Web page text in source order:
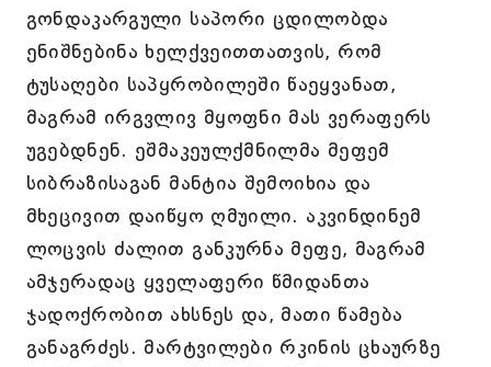
გონდაკარგული საპორი ცდილობდა
ენიშნებინა ხელქვეითთათვის, რომ
ტუსაღები საპყრობილეში წაეყვანათ,
მაგრამ ირგვლივ მყოფნი მას ვერაფერს
უგებდნენ. ეშმაკეულქმნილმა მეფემ
სიბრაზისაგან მანტია შემოიხია და
მხეცივით დაიწყო ღმუილი. აკვინდინემ
ლოცვის ძალით განკურნა მეფე, მაგრამ
ამჯერადაც ყველაფერი წმიდანთა
ჯადოქრობით ახსნეს და, მათი წამება
განაგრძეს. მარტვილები რკინის ცხაურზე